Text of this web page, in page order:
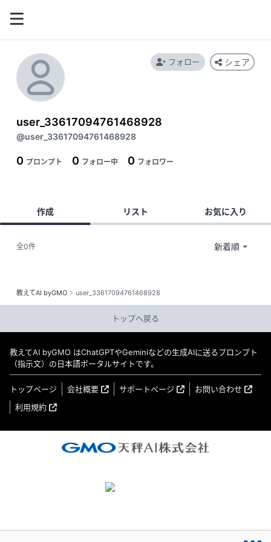
教えてAI byGMO user_33617094761468928
user_33617094761468928
@user_33617094761468928
0 プロンプト 0 フォロー中 0 フォロワー
フォロー シェア
作成 リスト お気に入り
全0件
トップへ戻る
教えてAI byGMO はChatGPTやGeminiなどの生成AIに送るプロンプト
（指示文）の日本語ポータルサイトです。
トップページ 会社概要 サポートページ
お問い合わせ
利用規約